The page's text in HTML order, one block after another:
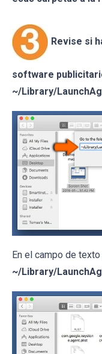
Revise si
software
~/Library/
En el campo de
~/Library/